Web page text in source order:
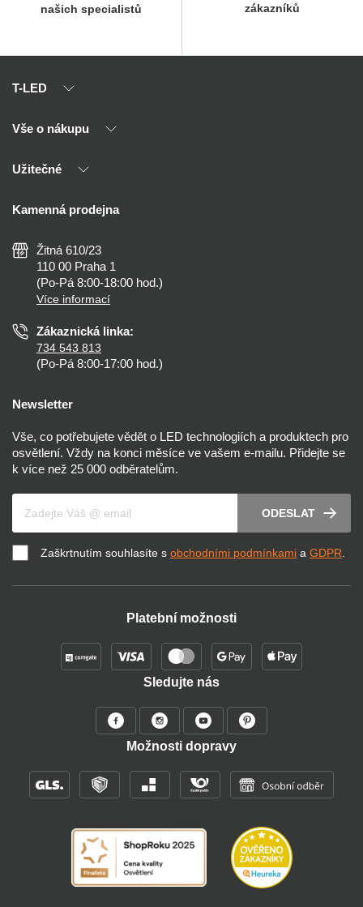
našich specialistů
zákazníků
T-LED
O nás
Kontakty
Vše o nákupu
Výhody T-LED
Montáž
Nejčastější dotazy
Než koupíte
Osvětlení dle místnosti
Užitečné
Reklamace a vrácení
Zásady ochrany soukromí
Nastavení cookies
Prohlášení o přístupnosti
Kamenná prodejna
Žitná 610/23
110 00 Praha 1
(Po-Pá 8:00-18:00 hod.)
Více informací
Zákaznická linka:
734 543 813
(Po-Pá 8:00-17:00 hod.)
Newsletter
Vše, co potřebujete vědět o LED technologiích a produktech pro
osvětlení. Vždy na konci měsíce ve vašem e-mailu. Přidejte se
k více než 25 000 odběratelům.
ODESLAT
Zaškrtnutím souhlasíte s obchodními podmínkami a GDPR
Platební možnosti
Sledujte nás
Možnosti dopravy